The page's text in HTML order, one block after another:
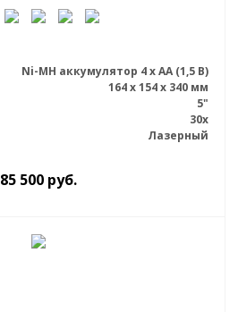
Ni-MH аккумулятор 4 х АА (1,5 В)
164 x 154 x 340 мм
5"
30x
Лазерный
85 500 руб.